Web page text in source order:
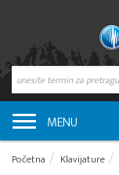
MENU
Početna Klavijature